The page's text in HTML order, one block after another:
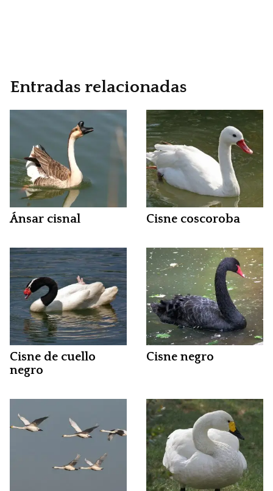
Entradas relacionadas
Ánsar cisnal Cisne coscoroba
Cisne de cuello
negro
Cisne negro